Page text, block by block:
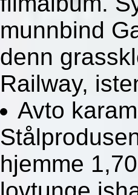
munnbind
denn
Railway,
Avto
hjemme